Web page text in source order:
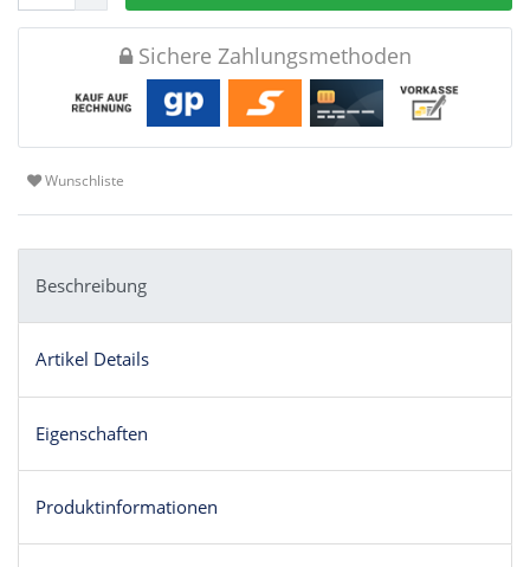
Sichere Zahlungsmethoden
Wunschliste
Beschreibung
Artikel Details
Eigenschaften
Produktinformationen